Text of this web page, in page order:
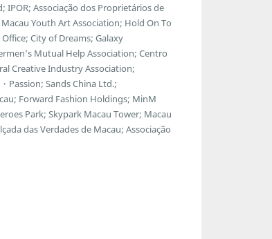
IPOR; Associação dos Proprietários de
Youth Art Association; Hold On To
City of Dreams; Galaxy
Mutual Help Association; Centro
Creative Industry Association;
Passion; Sands China Ltd.;
Forward Fashion Holdings; MinM
Park; Skypark Macau Tower; Macau
das Verdades de Macau; Associação